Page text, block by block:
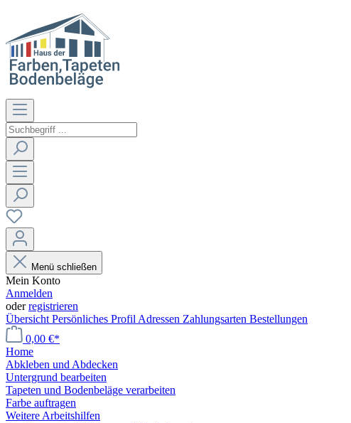
Menü schließen
Mein Konto
Anmelden
oderregistrieren
Übersicht Persönliches Profil Adressen Zahlungsarten Bestellungen
0,00 €*
Home
Abkleben und Abdecken
Untergrund bearbeiten
Tapeten und Bodenbeläge verarbeiten
Farbe auftragen
Weitere Arbeitshilfen